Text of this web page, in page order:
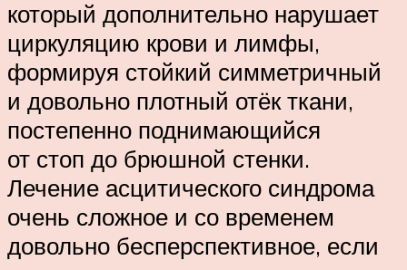
который дополнительно нарушает
циркуляцию крови и лимфы,
формируя стойкий симметричный
и довольно плотный отёк ткани,
постепенно поднимающийся
от стоп до брюшной стенки.
Лечение асцитического синдрома
очень сложное и со временем
довольно бесперспективное, если